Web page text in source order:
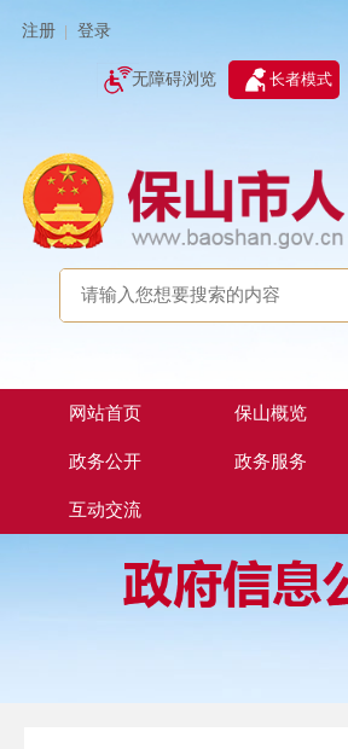
注册 登录
无障碍浏览 长者模式
网站首页 保山概览
政务公开 政务服务
互动交流